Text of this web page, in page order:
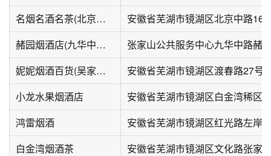
名烟名酒名茶(北京东路华亿商业广场店)
安徽省芜湖市镜湖区北京中路
赭园烟酒店(九华中路店)
妮妮烟酒百货(吴家花园路店)
安徽省芜湖市镜湖区渡春路27号
小龙水果烟酒店
安徽省芜湖市镜湖区白金湾稀区
鸿雷烟酒
安徽省芜湖市镜湖区红光路左岸
白金湾烟酒茶